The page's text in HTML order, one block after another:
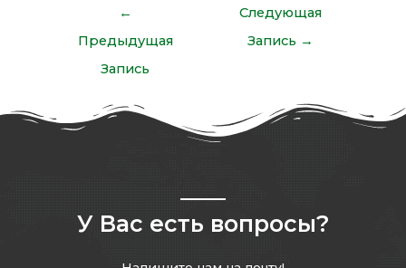
←
Предыдущая
Запись
Следующая
Запись →
У Вас есть вопросы?